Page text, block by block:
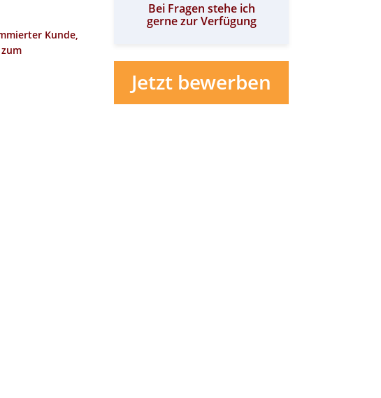
Kunde,
Bei Fragen stehe ich
gerne zur Verfügung
Jetzt bewerben